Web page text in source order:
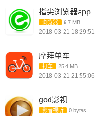
指尖浏览器app
浏览器 6.7 MB
2018-03-21 18:29:51
摩拜单车
打车 25.4 MB
2018-03-21 21:55:06
god影视
影音视听 0 bytes